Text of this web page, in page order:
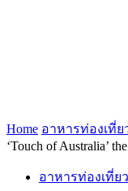
Home อาหารท่องเที่
‘Touch of Australia’
อาหารท่องเที่ย